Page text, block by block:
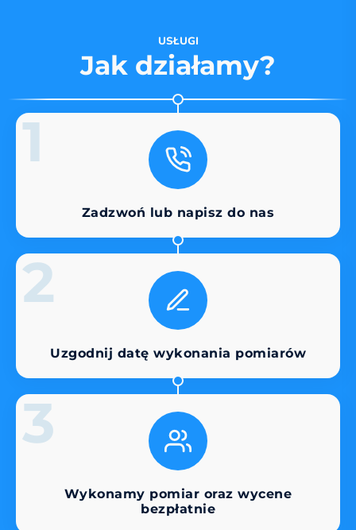
USŁUGI
Jak działamy?
Zadzwoń lub napisz do nas
1
Uzgodnij datę wykonania pomiarów
2
Wykonamy pomiar oraz wycene
bezpłatnie
3